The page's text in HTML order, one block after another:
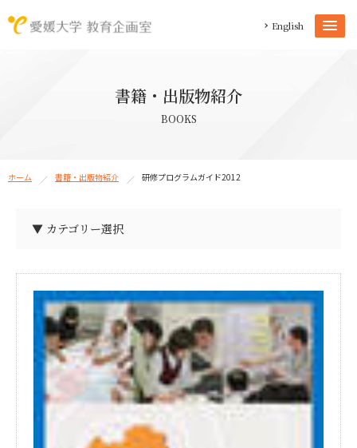
English
書籍・出版物紹介
BOOKS
ホーム 書籍・出版物紹介 研修プログラムガイド2012
▼ カテゴリー選択